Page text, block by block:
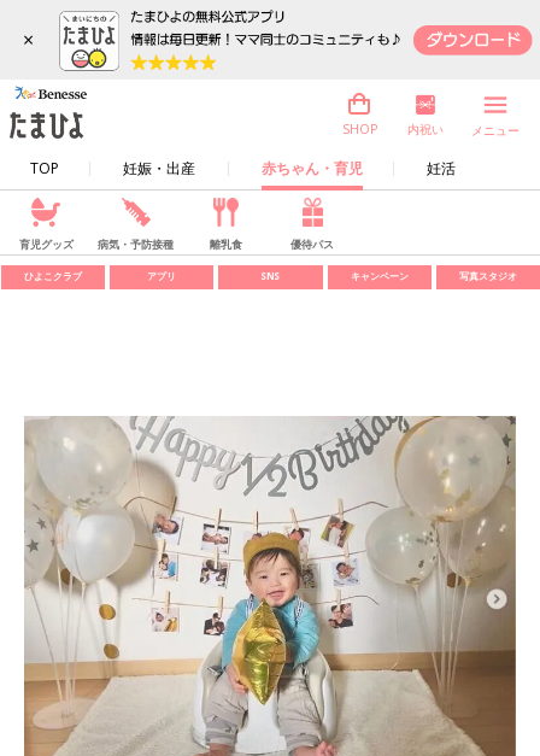
×
TOP 妊娠・出産 赤ちゃん・育児 妊活
SHOP 内祝い メニュー
育児グッズ 病気・予防接種 離乳食 優待パス
ひよこクラブ アプリ SNS キャンペーン 写真スタジオ